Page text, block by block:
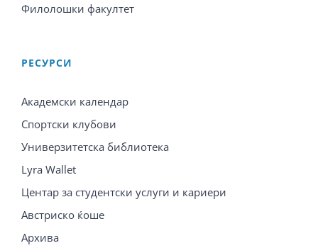
Филолошки факултет
PЕСУРСИ
Академски календар
Спортски клубови
Универзитетска библиотека
Lyra Wallet
Центар за студентски услуги и кариери
Австриско ќоше
Архива